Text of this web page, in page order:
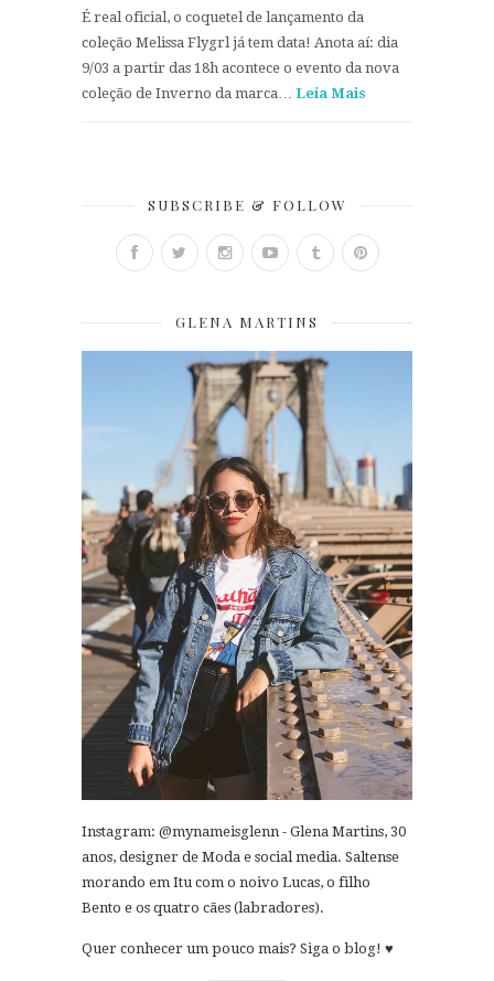
É real oficial, o coquetel de lançamento da
coleção Melissa Flygrl já tem data! Anota aí: dia
9/03 a partir das 18h acontece o evento da nova
coleção de Inverno da marca… Leia Mais
SUBSCRIBE & FOLLOW
GLENA MARTINS
Instagram: @mynameisglenn - Glena Martins, 30
anos, designer de Moda e social media. Saltense
morando em Itu com o noivo Lucas, o filho
Bento e os quatro cães (labradores).
Quer conhecer um pouco mais? Siga o blog! ♥